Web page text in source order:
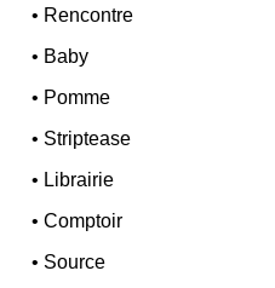
• Rencontre
• Baby
• Pomme
• Striptease
• Librairie
•Comptoir
• Source